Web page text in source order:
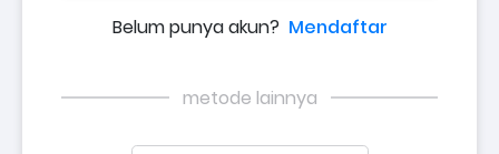
Belum punya akun? Mendaftar
metode lainnya